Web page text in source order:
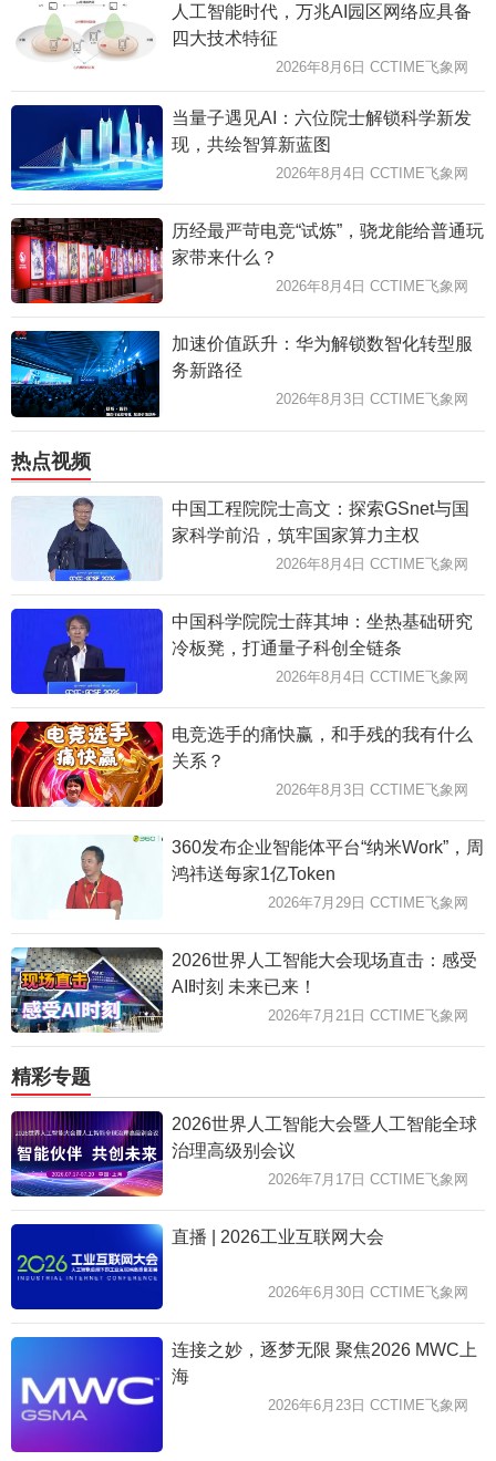
人工智能时代，万兆AI园区网络应具备
四大技术特征
2026年8月6日 CCTIME飞象网
当量子遇见AI：六位院士解锁科学新发
现，共绘智算新蓝图
2026年8月4日 CCTIME飞象网
历经最严苛电竞“试炼”，骁龙能给普通玩
家带来什么？
2026年8月4日 CCTIME飞象网
加速价值跃升：华为解锁数智化转型服
务新路径
2026年8月3日 CCTIME飞象网
热点视频
中国工程院院士高文：探索GSnet与国
家科学前沿，筑牢国家算力主权
2026年8月4日 CCTIME飞象网
中国科学院院士薛其坤：坐热基础研究
冷板凳，打通量子科创全链条
2026年8月4日 CCTIME飞象网
电竞选手的痛快赢，和手残的我有什么
关系？
2026年8月3日 CCTIME飞象网
360发布企业智能体平台“纳米Work”，周
鸿祎送每家1亿Token
2026年7月29日 CCTIME飞象网
2026世界人工智能大会现场直击：感受
AI时刻 未来已来！
2026年7月21日 CCTIME飞象网
精彩专题
2026世界人工智能大会暨人工智能全球
治理高级别会议
2026年7月17日 CCTIME飞象网
直播 | 2026工业互联网大会
2026年6月30日 CCTIME飞象网
连接之妙，逐梦无限 聚焦2026 MWC上
海
2026年6月23日 CCTIME飞象网